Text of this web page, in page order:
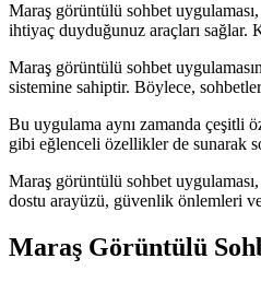
Maraş görüntülü sohbet
ihtiyaç duyduğunuz araçları sağlar.
Maraş görüntülü sohbet
sistemine sahiptir. Böylece,
Bu uygulama aynı zamanda çeşitli
gibi eğlenceli özellikler de sunarak
Maraş görüntülü sohbet
dostu arayüzü, güvenlik önlemleri
Maraş Görüntülü